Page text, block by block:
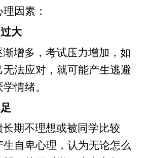
因素：
大
增多，考试压力增加，如
法应对，就可能产生逃避
情绪。
期不理想或被同学比较
生自卑心理，认为无论怎么